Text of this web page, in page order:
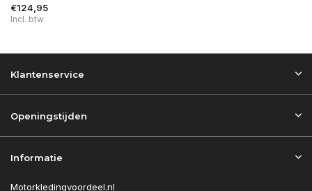
€124,95
Incl. btw
Klantenservice
Openingstijden
Informatie
Motorkledingvoordeel.nl